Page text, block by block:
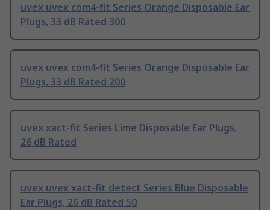
uvex uvex com4-fit Series Orange Disposable Ear
Plugs, 33 dB Rated 300
uvex uvex com4-fit Series Orange Disposable Ear
Plugs, 33 dB Rated 200
uvex xact-fit Series Lime Disposable Ear Plugs,
26 dB Rated
uvex uvex xact-fit detect Series Blue Disposable
Ear Plugs, 26 dB Rated 50